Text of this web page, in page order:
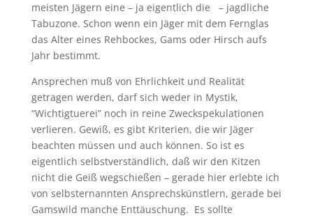
meisten Jägern eine – ja eigentlich die – jagdliche
Tabuzone. Schon wenn ein Jäger mit dem Fernglas
das Alter eines Rehbockes, Gams oder Hirsch aufs
Jahr bestimmt.
Ansprechen muß von Ehrlichkeit und Realität
getragen werden, darf sich weder in Mystik,
“Wichtigtuerei” noch in reine Zweckspekulationen
verlieren. Gewiß, es gibt Kriterien, die wir Jäger
beachten müssen und auch können. So ist es
eigentlich selbstverständlich, daß wir den Kitzen
nicht die Geiß wegschießen – gerade hier erlebte ich
von selbsternannten Ansprechskünstlern, gerade bei
Gamswild manche Enttäuschung. Es sollte